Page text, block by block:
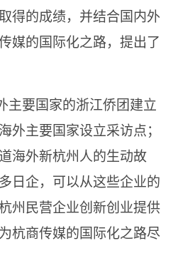
得的成绩，并结合国内外
媒的国际化之路，提出了
主要国家的浙江侨团建立
外主要国家设立采访点；
海外新杭州人的生动故
日企，可以从这些企业的
州民营企业创新创业提供
杭商传媒的国际化之路尽